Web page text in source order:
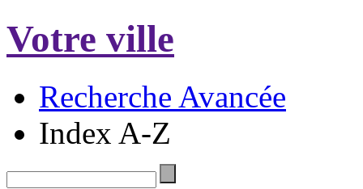
Votre ville
Recherche Avancée
Index A-Z